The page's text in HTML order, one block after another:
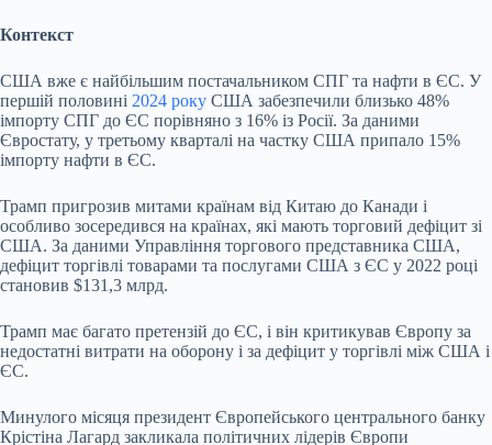
Контекст
США вже є найбільшим постачальником СПГ та нафти в ЄС. У
першій половині 2024 року США забезпечили близько 48%
імпорту СПГ до ЄС порівняно з 16% із Росії. За даними
Євростату, у третьому кварталі на частку США припало 15%
імпорту нафти в ЄС.
Трамп пригрозив митами країнам від Китаю до Канади і
особливо зосередився на країнах, які мають торговий дефіцит зі
США. За даними Управління торгового представника США,
дефіцит торгівлі товарами та послугами США з ЄС у 2022 році
становив $131,3 млрд.
Трамп має багато претензій до ЄС, і він критикував Європу за
недостатні витрати на оборону і за дефіцит у торгівлі між США і
ЄС.
Минулого місяця президент Європейського центрального банку
Крістіна Лагард закликала політичних лідерів Європи